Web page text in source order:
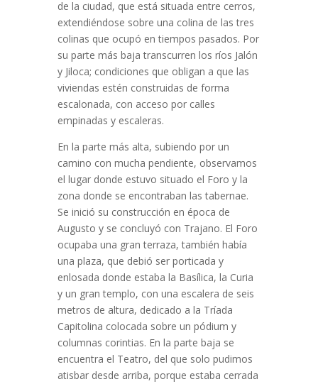
de la ciudad, que está situada entre cerros,
extendiéndose sobre una colina de las tres
colinas que ocupó en tiempos pasados. Por
su parte más baja transcurren los ríos Jalón
y Jiloca; condiciones que obligan a que las
viviendas estén construidas de forma
escalonada, con acceso por calles
empinadas y escaleras.
En la parte más alta, subiendo por un
camino con mucha pendiente, observamos
el lugar donde estuvo situado el Foro y la
zona donde se encontraban las tabernae.
Se inició su construcción en época de
Augusto y se concluyó con Trajano. El Foro
ocupaba una gran terraza, también había
una plaza, que debió ser porticada y
enlosada donde estaba la Basílica, la Curia
y un gran templo, con una escalera de seis
metros de altura, dedicado a la Tríada
Capitolina colocada sobre un pódium y
columnas corintias. En la parte baja se
encuentra el Teatro, del que solo pudimos
atisbar desde arriba, porque estaba cerrada